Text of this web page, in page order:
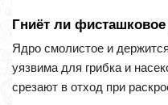
Гниёт ли
Ядро смолистое и
уязвима для грибка и
срезают в отход при